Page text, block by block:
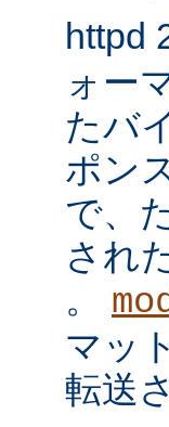
httpd
ォー
たバ
ポン
で、
され
。
マッ
転送